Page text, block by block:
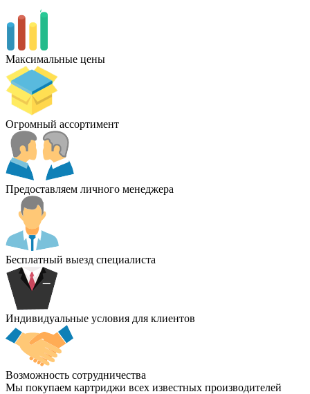
Максимальные цены
Огромный ассортимент
Предоставляем личного менеджера
Бесплатный выезд специалиста
Индивидуальные условия для клиентов
Возможность сотрудничества
Мы покупаем картриджи всех известных производителей